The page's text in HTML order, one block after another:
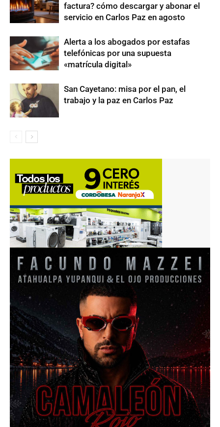
factura? cómo descargar y abonar el
servicio en Carlos Paz en agosto
Alerta a los abogados por estafas
telefónicas por una supuesta
«matrícula digital»
San Cayetano: misa por el pan, el
trabajo y la paz en Carlos Paz